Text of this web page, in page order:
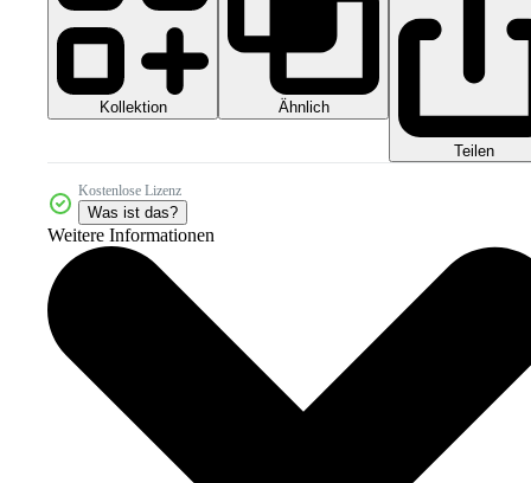
Kollektion Ähnlich
Teilen
Kostenlose Lizenz
Was ist das?
Weitere Informationen